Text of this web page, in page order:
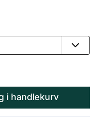
i handlekurv